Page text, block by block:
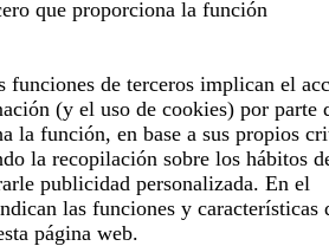
que proporciona la función
funciones de terceros implican el
(y el uso de cookies) por parte
la función, en base a sus propios
la recopilación sobre los hábitos
publicidad personalizada. En el
las funciones y características
página web.